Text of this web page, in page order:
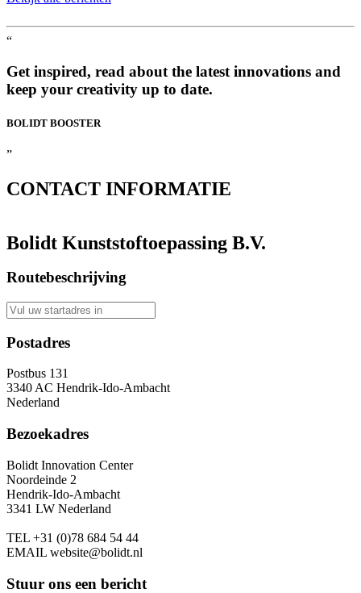
“
Get inspired, read about the latest innovations and
keep your creativity up to date.
BOLIDT BOOSTER
”
CONTACT INFORMATIE
Bolidt Kunststoftoepassing B.V.
Routebeschrijving
Postadres
Postbus 131
3340 AC Hendrik-Ido-Ambacht
Nederland
Bezoekadres
Bolidt Innovation Center
Noordeinde 2
Hendrik-Ido-Ambacht
3341 LW Nederland
TEL +31 (0)78 684 54 44
EMAIL website@bolidt.nl
Stuur ons een bericht